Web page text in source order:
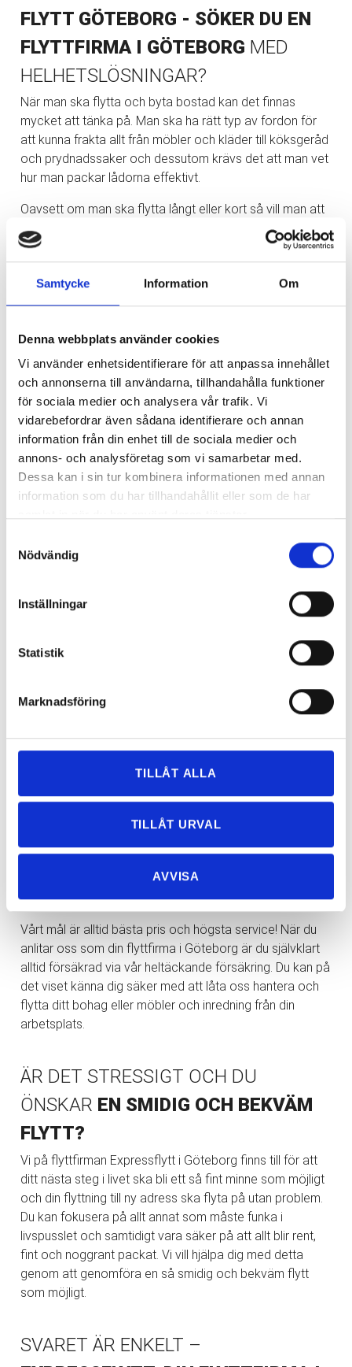
Samtycke Information Om
Denna webbplats använder cookies
Vi använder enhetsidentifierare för att anpassa innehållet
och annonserna till användarna, tillhandahålla funktioner
för sociala medier och analysera vår trafik. Vi
vidarebefordrar även sådana identifierare och annan
information från din enhet till de sociala medier och
annons- och analysföretag som vi samarbetar med.
Dessa kan i sin tur kombinera informationen med annan
information som du har tillhandahållit eller som de har
Nödvändig
Inställningar
Statistik
Marknadsföring
TILLÅT ALLA
TILLÅT URVAL
AVVISA
FLYTT GÖTEBORG - SÖKER DU EN
FLYTTFIRMA I GÖTEBORG MED
HELHETSLÖSNINGAR?
När man ska flytta och byta bostad kan det finnas
mycket att tänka på. Man ska ha rätt typ av fordon för
att kunna frakta allt från möbler och kläder till köksgeråd
och prydnadssaker och dessutom krävs det att man vet
hur man packar lådorna effektivt.
Oavsett om man ska flytta långt eller kort så vill man att
det ska ske på ett så smidigt vis som möjligt. Vi är en
flyttfirma i Göteborg som erbjuder helhetslösningar när
du ska flytta. Vi erbjuder ett flertal olika tjänster både för
dig som ska göra en flytt med ditt företag och för dig
som ska flytta som privatperson.
BEHÖVER DU HJÄLP
MEDPACKNING, FLYTT OCH STÄD?
Vi hjälper dig med både att packa dina grejer på ett
effektivt sätt som ser till att dina ömtåliga grejer håller
med höj- och sänkbar ramp. Vi erbjuder även hjälp med
både flyttstädningen i er gamla bostad i samband med
ska göra av i samband med bytet till en ny bostad.
KRÄVER DIN FLYTT EN FLYTTFIRMA
GÖTEBORG?
längre än inom den stad där man bor. Vi utför inte bara
flyttar i Göteborg även om vi främst jobbar lokalt, utan vi
hjälper dig gärna om du ska flytta längre bort och till och
med utomlands också. Vi hjälper dig helt enkelt från start
till mål för att du ska få en bra upplevelse i samband med
din flytt.
ÖNSKAR DU EN TRYGGFLYTT I
GÖTEBORG MED BRA PRIS OCH
HÖG SERVICE?
Vårt mål är alltid bästa pris och högsta service! När du
anlitar oss som din flyttfirma i Göteborg är du självklart
alltid försäkrad via vår heltäckande försäkring. Du kan på
det viset känna dig säker med att låta oss hantera och
flytta ditt bohag eller möbler och inredning från din
arbetsplats.
ÄR DET STRESSIGT OCH DU
ÖNSKAR EN SMIDIG OCH BEKVÄM
FLYTT?
Vi på flyttfirman Expressflytt i Göteborg finns till för att
ditt nästa steg i livet ska bli ett så fint minne som möjligt
och din flyttning till ny adress ska flyta på utan problem.
Du kan fokusera på allt annat som måste funka i
livspusslet och samtidigt vara säker på att allt blir rent,
fint och noggrant packat. Vi vill hjälpa dig med detta
genom att genomföra en så smidig och bekväm flytt
som möjligt.
SVARET ÄR ENKELT –